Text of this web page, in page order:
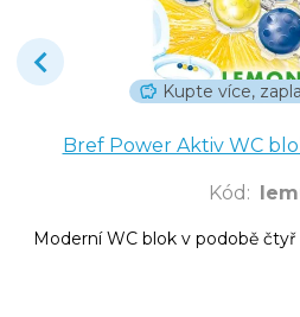
Kupte více,
Kód :
Moderní WC blok v podobě